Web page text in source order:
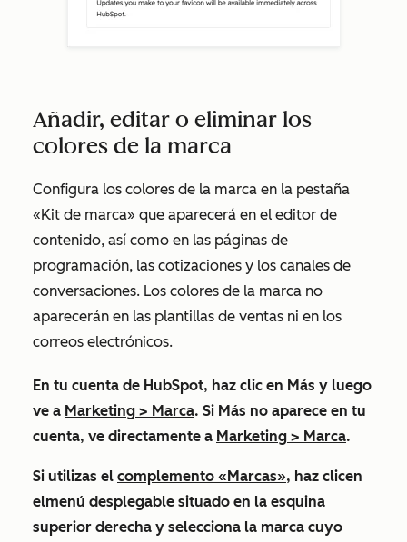
Añadir, editar o eliminar los
colores de la marca
Configura los colores de la marca en la pestaña
«Kit de marca» que aparecerá en el editor de
contenido, así como en las páginas de
programación, las cotizaciones y los canales de
conversaciones. Los colores de la marca no
aparecerán en las plantillas de ventas ni en los
correos electrónicos.
En tu cuenta de HubSpot, haz clic en Más y luego
ve a Marketing > Marca. Si Más no aparece en tu
cuenta, ve directamente a Marketing > Marca.
Si utilizas el complemento «Marcas», haz clicen
elmenú desplegable situado en la esquina
superior derecha y selecciona la marca cuyo